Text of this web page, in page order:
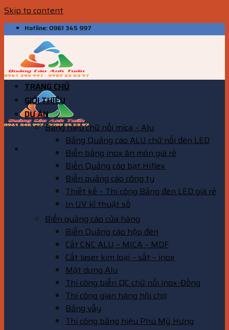
Skip to content
Hotline: 0961 345 997
TRANG CHỦ
GIỚI THIỆU
DỰ ÁN
Bảng hiệu chữ nổi mica – Alu
Bảng Quảng cáo ALU chữ nổi đèn LED
Biển bảng inox ăn mòn giá rẻ
Biển Quảng cáo bạt Hiflex
Biển quảng cáo công ty
Thiết kế – Thi công Bảng đèn LED giá rẻ
In UV kĩ thuật số
Biển quảng cáo cửa hàng
Biển Quảng cáo hộp đèn
Cắt CNC ALU – MICA – MDF
Cắt laser kim loại – sắt – inox
Mặt dựng Alu
Thi công biển QC chữ nổi inox-Đồng
Thi công gian hàng hội chợ
Bảng vẫy
Thi công bảng hiệu Phú Mỹ Hưng